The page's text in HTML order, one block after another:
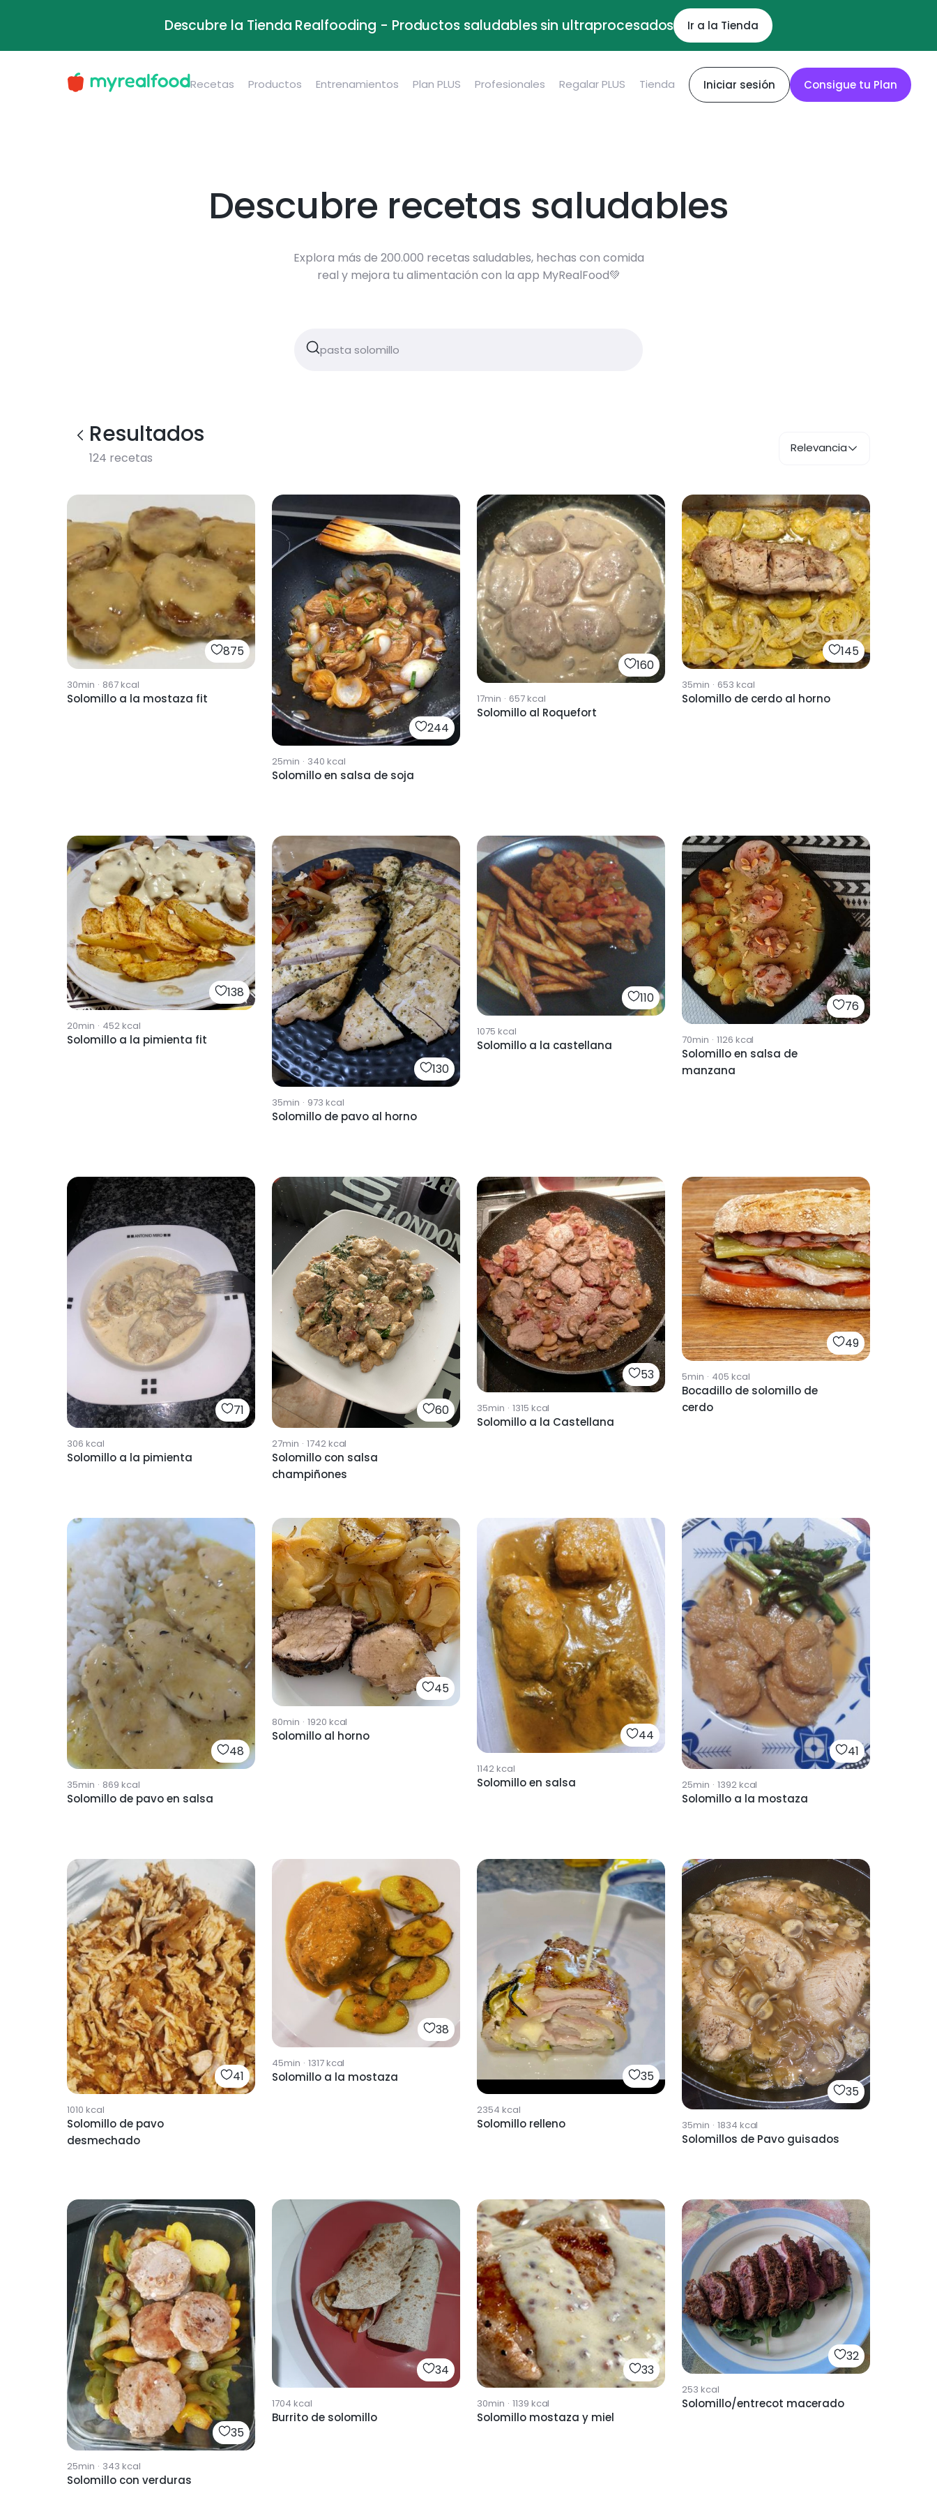
Descubre la Tienda Realfooding - Productos saludables sin ultraprocesados Ir a la Tienda
Recetas Productos Entrenamientos Plan PLUS Profesionales Regalar PLUS Tienda Iniciar sesión Consigue tu Plan
Descubre recetas saludables
Explora más de 200.000 recetas saludables, hechas con comida
real y mejora tu alimentación con la app MyRealFood💚
Resultados
124 recetas
Relevancia
875
30min · 867kcal
Solomillo a la mostaza fit
244
25min · 340 kcal
Solomillo en salsa de soja
160
17min · 657kcal
Solomillo al Roquefort
145
35min · 653 kcal
Solomillo de cerdo al horno
138
20min · 452kcal
Solomillo a la pimienta fit
130
35min · 973 kcal
Solomillo de pavo al horno
110
1075 kcal
Solomillo a la castellana
76
70min · 1126 kcal
Solomillo en salsa de
manzana
71
306 kcal
Solomillo a la pimienta
60
27min · 1742kcal
Solomillo con salsa
champiñones
53
35min · 1315 kcal
Solomillo a la Castellana
49
5min · 405 kcal
Bocadillo de solomillo de
cerdo
48
35min · 869 kcal
Solomillo de pavo en salsa
45
80min · 1920 kcal
Solomillo al horno 44
1142kcal
Solomillo en salsa
41
25min · 1392kcal
Solomillo a la mostaza
41
1010 kcal
Solomillo de pavo
desmechado
38
45min · 1317kcal
Solomillo a la mostaza 35
2354 kcal
Solomillo relleno
35
35min · 1834 kcal
Solomillos de Pavo guisados
35
25min · 343 kcal
Solomillo con verduras
34
1704 kcal
Burrito de solomillo
33
30min · 1139 kcal
Solomillo mostaza y miel
32
253 kcal
Solomillo/entrecot macerado